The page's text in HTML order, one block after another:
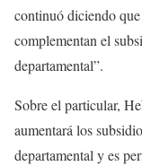
continuó diciendo
complementan el
departamental”.
Sobre el particular,
aumentará los
departamental y es